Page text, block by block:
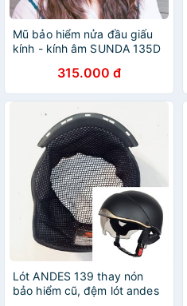
Mũ bảo hiểm nửa đầu giấu
kính - kính âm SUNDA 135D
bản cải tiến của Andes 139 -
Andes 181
315.000 đ
Lót ANDES 139 thay nón
bảo hiểm cũ, đệm lót andes